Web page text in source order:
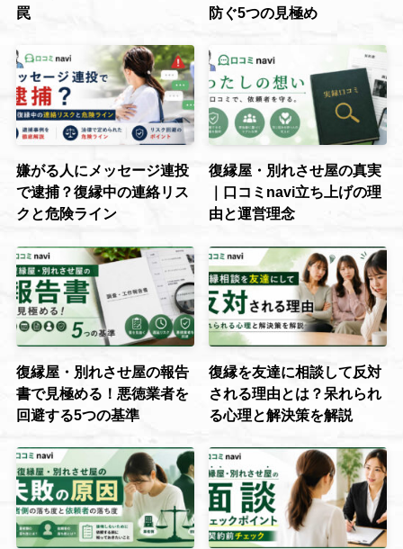
罠
防ぐ5つの見極め
嫌がる人にメッセージ連投
で逮捕？復縁中の連絡リス
クと危険ライン
復縁屋・別れさせ屋の真実
｜口コミnavi立ち上げの理
由と運営理念
復縁屋・別れさせ屋の報告
書で見極める！悪徳業者を
回避する5つの基準
復縁を友達に相談して反対
される理由とは？呆れられ
る心理と解決策を解説